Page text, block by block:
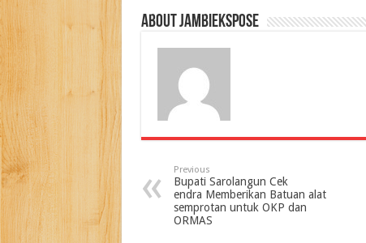
About jambiekspose
Previous
Bupati Sarolangun Cek
endra Memberikan Batuan alat
semprotan untuk OKP dan
ORMAS